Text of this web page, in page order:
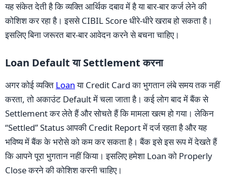
यह संकेत देती है कि व्यक्ति आर्थिक दबाव में है या बार-बार कर्ज लेने की
कोशिश कर रहा है। इससे CIBIL Score धीरे-धीरे खराब हो सकता है।
इसलिए बिना जरूरत बार-बार आवेदन करने से बचना चाहिए।
Loan Default या Settlement करना
अगर कोई व्यक्ति Loanया Credit Card का भुगतान लंबे समय तक नहीं
करता, तो अकाउंट Default में चला जाता है। कई लोग बाद में बैंक से
Settlement कर लेते हैं और सोचते हैं कि मामला खत्म हो गया। लेकिन
“Settled” Status आपकी Credit Report में दर्ज रहता है और यह
भविष्य में बैंक के भरोसे को कम कर सकता है। बैंक इसे इस रूप में देखते हैं
कि आपने पूरा भुगतान नहीं किया। इसलिए हमेशा Loan को Properly
Close करने की कोशिश करनी चाहिए।